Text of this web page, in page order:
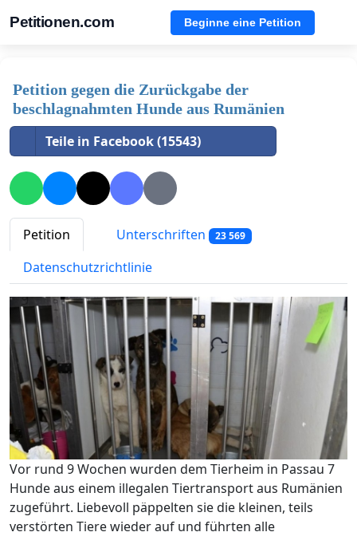
Petitionen.com Beginne eine Petition
Petition gegen die Zurückgabe der
beschlagnahmten Hunde aus Rumänien
Teile in Facebook (15543)
Petition Unterschriften 23 569
Datenschutzrichtlinie
Vor rund 9 Wochen wurden dem Tierheim in Passau 7
Hunde aus einem illegalen Tiertransport aus Rumänien
zugeführt. Liebevoll päppelten sie die kleinen, teils
verstörten Tiere wieder auf und führten alle